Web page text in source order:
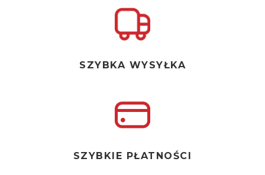
SZYBKA WYSYŁKA
SZYBKIE PŁATNOŚCI